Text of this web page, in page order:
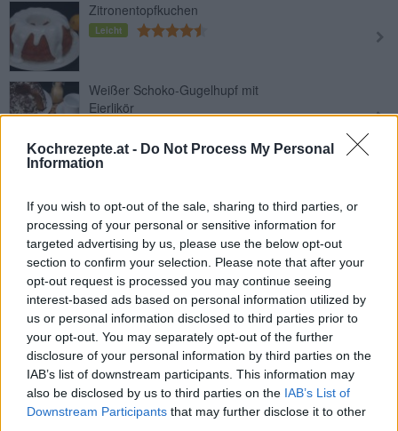
Kochrezepte.at - Do Not Process My Personal
Information
If you wish to opt-out of the sale, sharing to third parties, or
processing of your personal or sensitive information for
targeted advertising by us, please use the below opt-out
section to confirm your selection. Please note that after your
opt-out request is processed you may continue seeing
interest-based ads based on personal information utilized by
us or personal information disclosed to third parties prior to
your opt-out. You may separately opt-out of the further
disclosure of your personal information by third parties on the
IAB’s list of downstream participants. This information may
also be disclosed by us to third parties on the IAB’s List of
Downstream Participants that may further disclose it to other
Zitronentopfkuchen
Leicht
Weißer Schoko-Gugelhupf mit
Eierlikör
Joghurt-Gugelhupf
Oster-Zitronengugelhupf
Leicht
Kürbis-Gugelhupf mit Zimtguss
Leicht
Heidelbeer Gugelhupf